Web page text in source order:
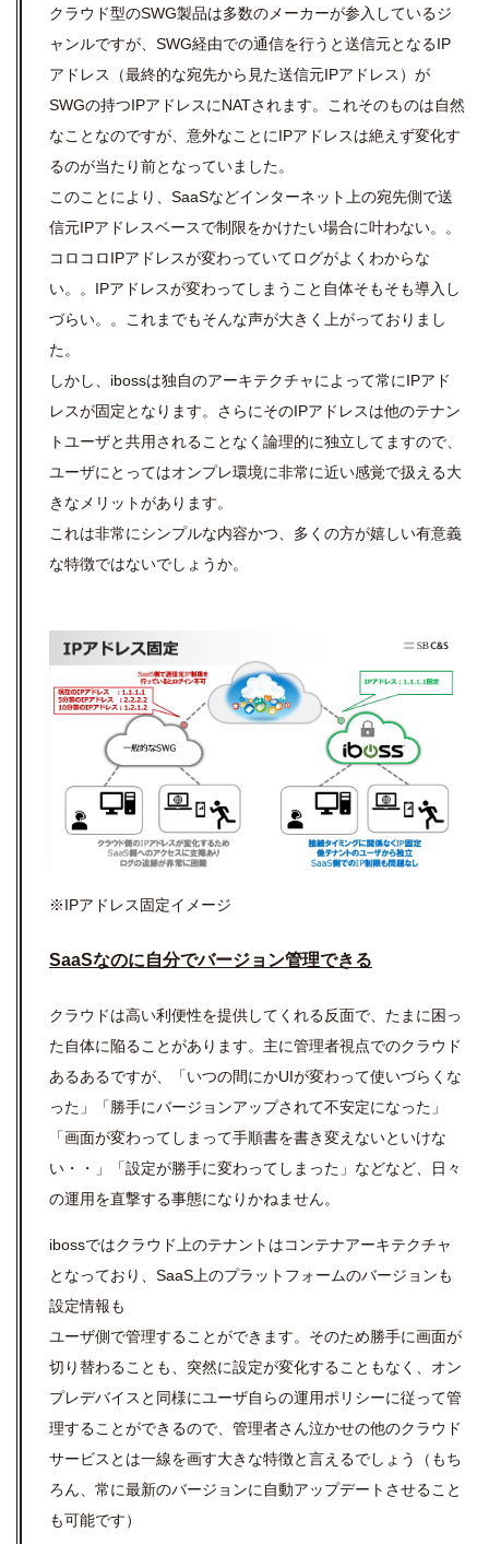
クラウド型のSWG製品は多数のメーカーが参入しているジ
ャンルですが、SWG経由での通信を行うと送信元となるIP
アドレス（最終的な宛先から見た送信元IPアドレス）が
SWGの持つIPアドレスにNATされます。これそのものは自然
なことなのですが、意外なことにIPアドレスは絶えず変化す
るのが当たり前となっていました。
このことにより、SaaSなどインターネット上の宛先側で送
信元IPアドレスベースで制限をかけたい場合に叶わない。。
コロコロIPアドレスが変わっていてログがよくわからな
い。。IPアドレスが変わってしまうこと自体そもそも導入し
づらい。。これまでもそんな声が大きく上がっておりまし
た。
しかし、ibossは独自のアーキテクチャによって常にIPアド
レスが固定となります。さらにそのIPアドレスは他のテナン
トユーザと共用されることなく論理的に独立してますので、
ユーザにとってはオンプレ環境に非常に近い感覚で扱える大
きなメリットがあります。
これは非常にシンプルな内容かつ、多くの方が嬉しい有意義
な特徴ではないでしょうか。
※IPアドレス固定イメージ
SaaSなのに自分でバージョン管理できる
クラウドは高い利便性を提供してくれる反面で、たまに困っ
た自体に陥ることがあります。主に管理者視点でのクラウド
あるあるですが、
「いつの間にかUIが変わって使いづらくな
った」
「勝手にバージョンアップされて不安定になった」
「画面が変わってしまって手順書を書き変えないといけな
い・・」
「設定が勝手に変わってしまった」などなど、日々
の運用を直撃する事態になりかねません。
ibossではクラウド上のテナントはコンテナアーキテクチャ
となっており、SaaS上のプラットフォームのバージョンも
設定情報も
ユーザ側で管理することができます。そのため勝手に画面が
切り替わることも、突然に設定が変化することもなく、 オン
プレデバイスと同様にユーザ自らの運用ポリシーに従って管
理することができるので、管理者さん泣かせの他のクラウド
サービスとは一線を画す大きな特徴と言えるでしょう
（もち
ろん、常に最新のバージョンに自動アップデートさせること
も可能です）